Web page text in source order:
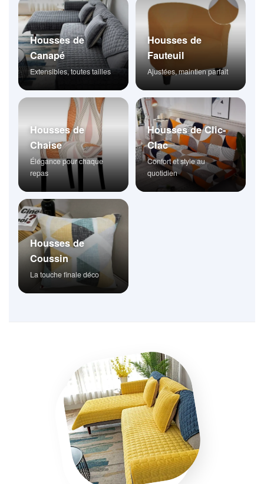
Housses de
Canapé
Extensibles, toutes tailles
Housses de
Fauteuil
Ajustées, maintien parfait
Housses de
Chaise
Élégance pour chaque
repas
Housses de Clic-
Clac
Confort et style au
quotidien
Housses de
Coussin
La touche finale déco